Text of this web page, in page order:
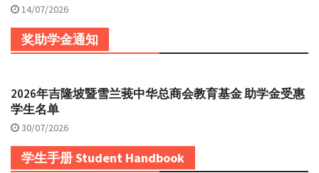
14/07/2026
奖助学金通知
2026年吉隆坡暨雪兰莪中华总商会教育基金 助学金受惠
学生名单
30/07/2026
学生手册 Student Handbook